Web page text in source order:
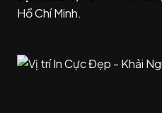
Hồ Chí Minh.